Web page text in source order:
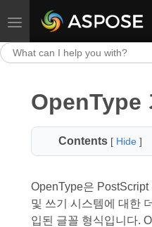
Toggle navigation
OpenType
Contents [ Hide]
OpenType은 PostScript
및 쓰기 시스템에 대한
입된 글꼴 형식입니다.